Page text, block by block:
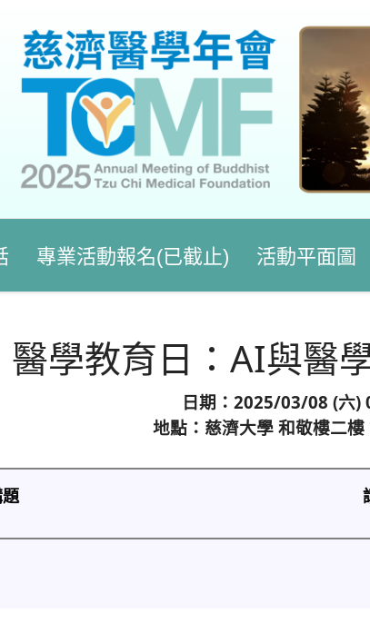
專業活動報名(已截止) 活動平面圖
醫學教育日：AI與醫
日期：2025/03/08 (六)
地點：慈濟大學 和敬樓二